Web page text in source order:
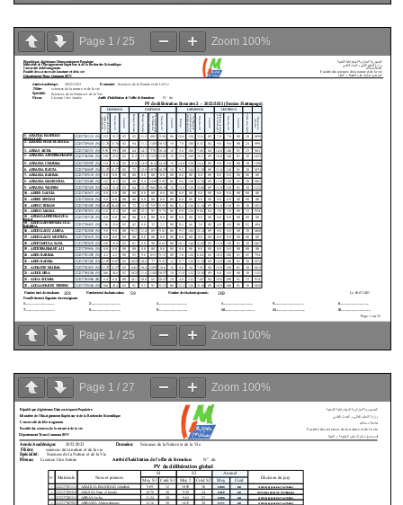
Page 1 / 25 Zoom 100%
Page 1 / 25 Zoom 100%
Page 1 / 27 Zoom 100%